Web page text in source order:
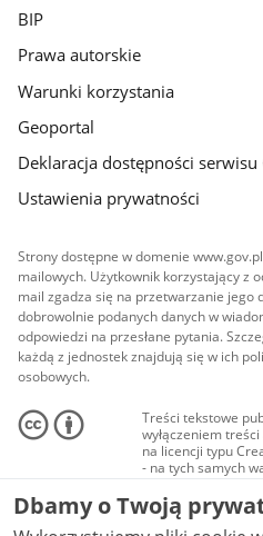
BIP
Prawa autorskie
Warunki korzystania
Geoportal
Deklaracja dostępności serwisu
Ustawienia prywatności
Strony dostępne w domenie
mailowych. Użytkownik korzystający z
mail zgadza się na przetwarzanie jego
dobrowolnie podanych danych w
odpowiedzi na przesłane pytania.
każdą z jednostek znajdują się w ich
osobowych.
Treści tekstowe
wyłączeniem
na licencji typu
- na tych samych
Materiały
audio i wideo, są
Creative
Dbamy o Twoją